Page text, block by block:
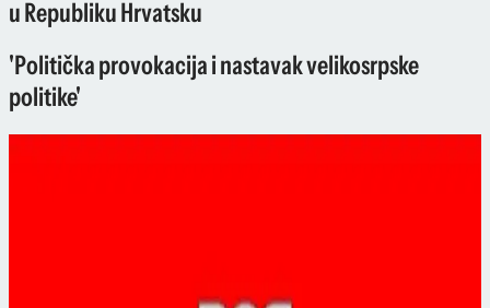
u Republiku Hrvatsku
'Politička provokacija i nastavak velikosrpske
politike'